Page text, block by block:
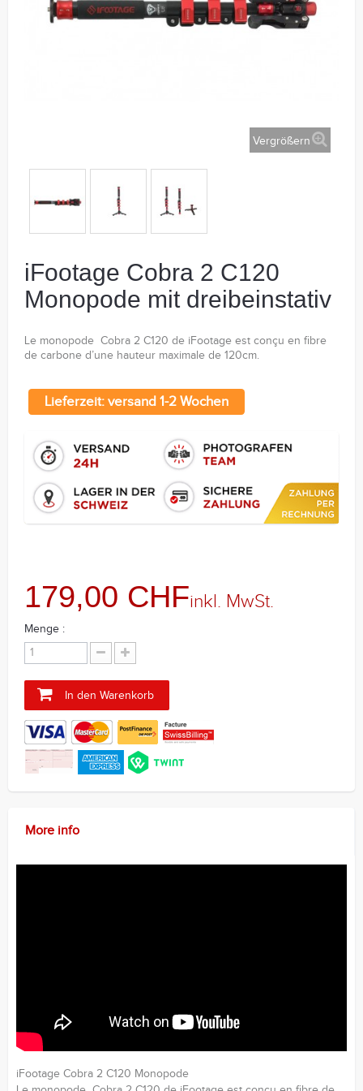
Vergrößern
iFootage Cobra 2 C120
Monopode mit dreibeinstativ
Le monopode Cobra 2 C120 de iFootage est conçu en fibre
de carbone d’une hauteur maximale de 120cm.
Lieferzeit: versand 1-2 Wochen
179,00 CHFinkl. MwSt.
Menge :
In den Warenkorb
More info
iFootage Cobra 2 C120 Monopode